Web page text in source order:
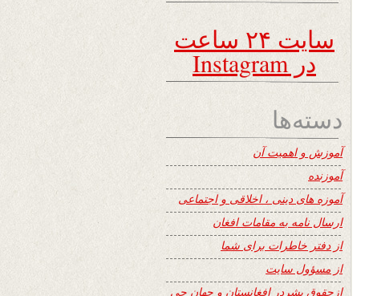
سایت ۲۴ ساعت
در Instagram
دسته‌ها
آموزش و اهمیت آن
آموزنده
آموزه های دینی ، اخلاقی و اجتماعی
ارسال نامه به مقامات افغان
از دفتر خاطرات برای شما
از مسؤول سایت
ازحقوق بشردر افغانستان و جهان چی